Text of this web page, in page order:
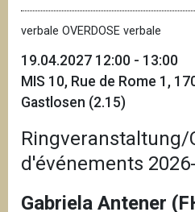
verbale OVERDOSE verbale
19.04.2027 12:00 - 13:00
MIS 10, Rue de Rome 1,
Gastlosen (2.15)
Ringveranstaltung/
d'événements
Gabriela Antener